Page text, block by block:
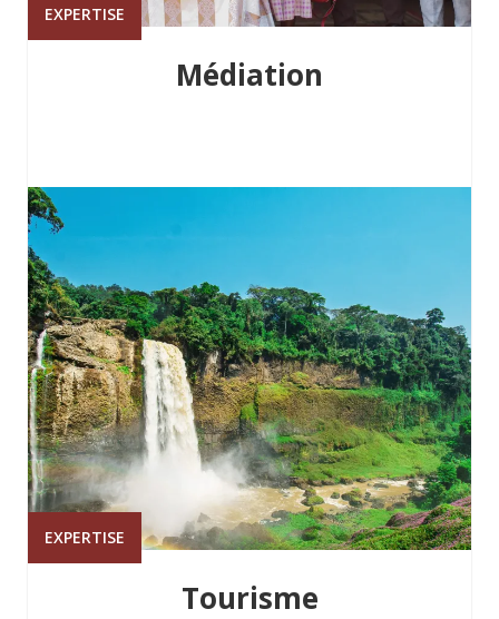
EXPERTISE
Médiation
EXPERTISE
Tourisme